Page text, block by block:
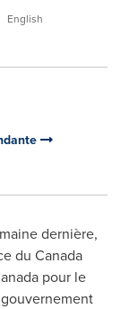
English
dernière,
du Canada
pour le